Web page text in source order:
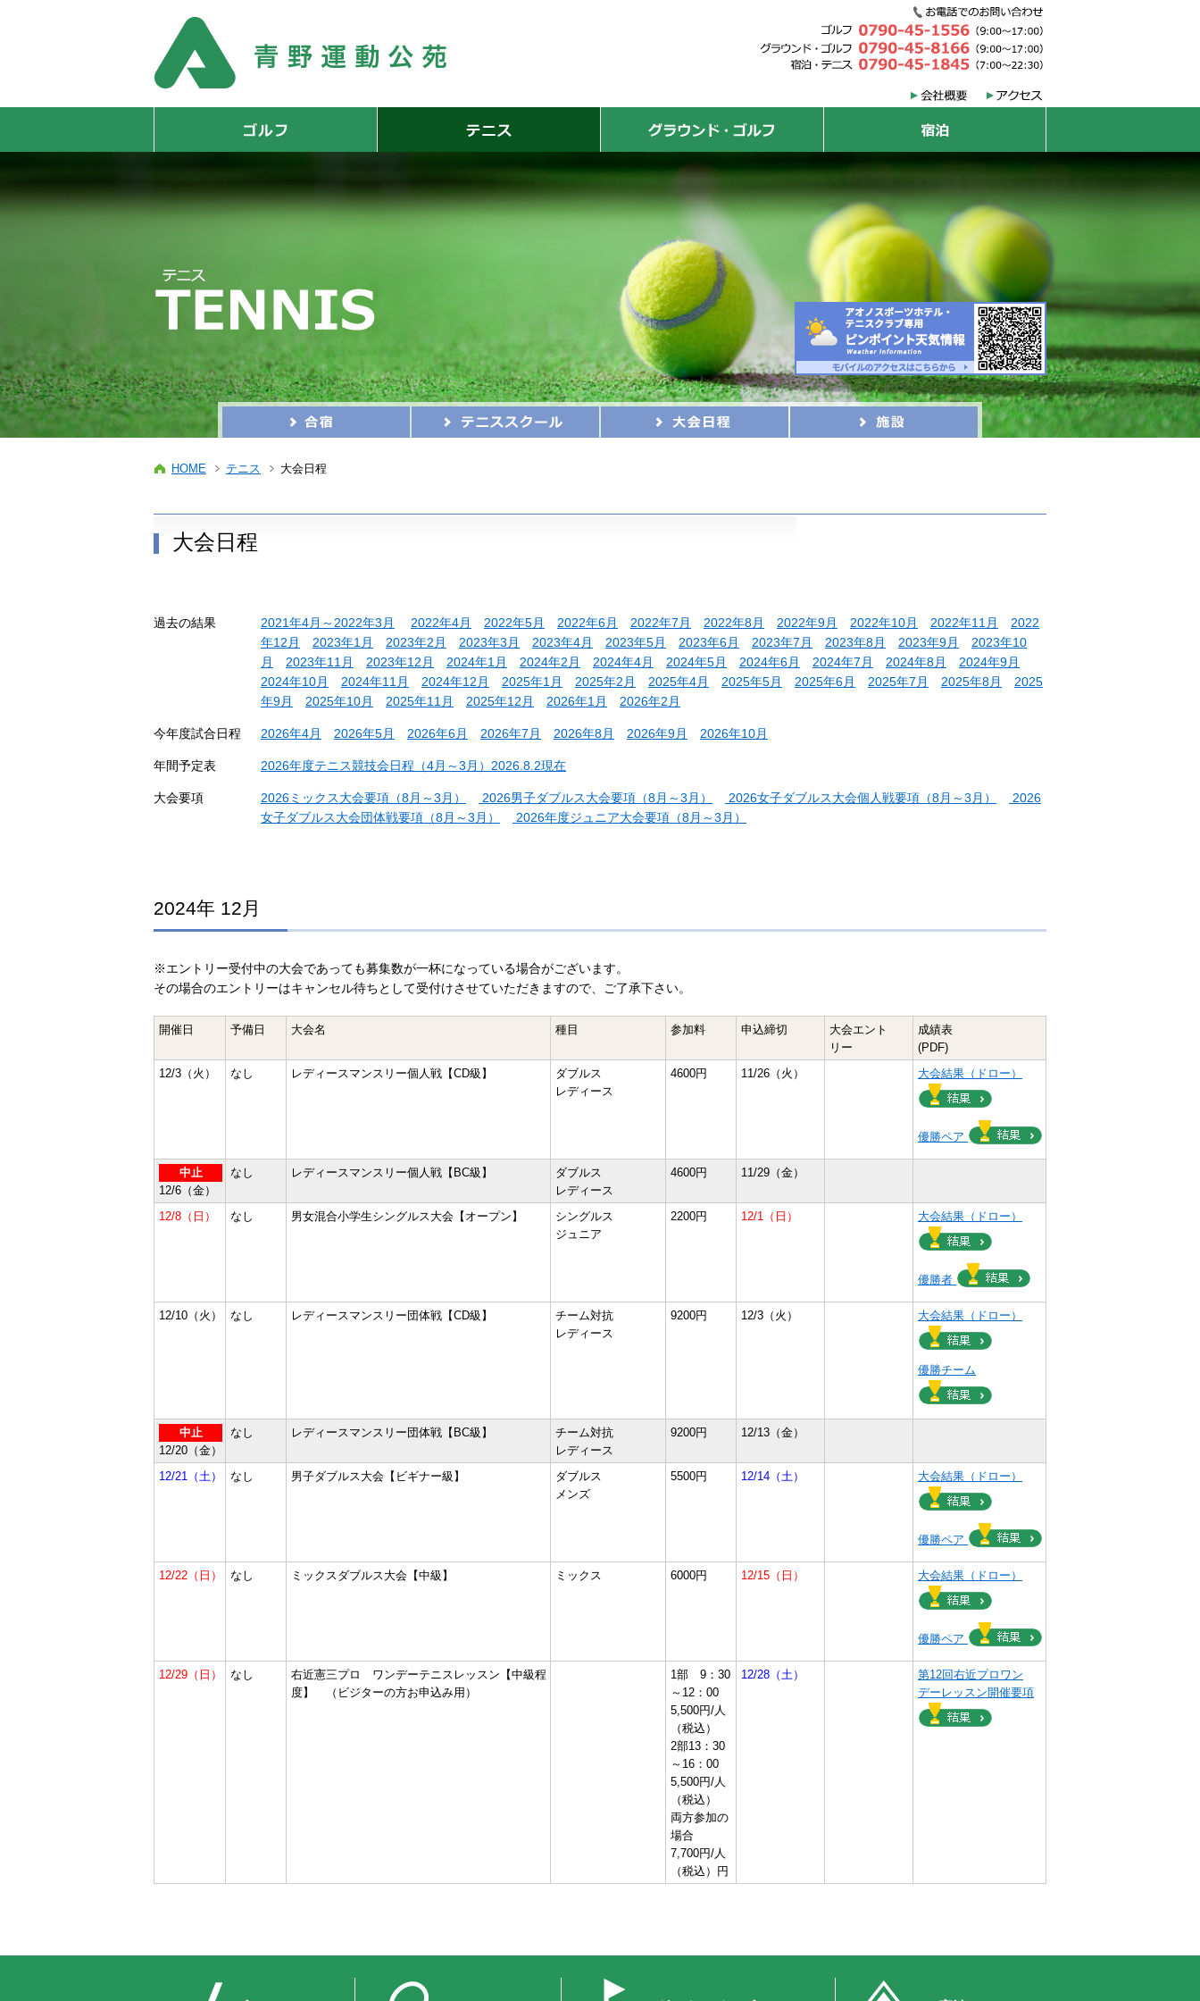
HOME テニス 大会日程
大会日程
過去の結果 2021年4月～2022年3月 2022年4月 2022年5月 2022年6月 2022年7月 2022年8月 2022年9月 2022年10月 2022年11月
2022
年12月
2023年1月 2023年2月 2023年3月 2023年4月 2023年5月 2023年6月 2023年7月 2023年8月 2023年9月
2023年10
月
2023年11月 2023年12月 2024年1月 2024年2月 2024年4月 2024年5月 2024年6月 2024年7月 2024年8月
2024年9月
2024年10月
2024年11月 2024年12月 2025年1月 2025年2月 2025年4月 2025年5月 2025年6月 2025年7月 2025年8月
2025
年9月
2025年10月 2025年11月 2025年12月 2026年1月 2026年2月
今年度試合日程 2026年4月 2026年5月 2026年6月 2026年7月 2026年8月 2026年9月 2026年10月
年間予定表 2026年度テニス競技会日程（4月～3月）2026.8.2現在
大会要項 2026ミックス大会要項（8月～3月） 2026男子ダブルス大会要項（8月～3月） 2026女子ダブルス大会個人戦要項（8月～3月）
2026
女子ダブルス大会団体戦要項（8月～3月）
2026年度ジュニア大会要項（8月～3月）
2024年 12月
※エントリー受付中の大会であっても募集数が一杯になっている場合がございます。
その場合のエントリーはキャンセル待ちとして受付けさせていただきますので、ご了承下さい。
開催日 予備日 大会名 種目 参加料 申込締切
大会エント
リー
成績表
(PDF)
12/3（火）
なし レディースマンスリー個人戦【CD級】
ダブルス
レディース
4600円 11/26（火） 大会結果（ドロー）
優勝ペア
中止
12/6（金）
なし レディースマンスリー個人戦【BC級】
ダブルス
レディース
4600円 11/29（金）
12/8（日） なし 男女混合小学生シングルス大会【オープン】
シングルス
ジュニア
2200円 12/1（日） 大会結果（ドロー）
優勝者
12/10（火） なし レディースマンスリー団体戦【CD級】
チーム対抗
レディース
9200円 12/3（火） 大会結果（ドロー）
優勝チーム
中止
12/20（金）
なし レディースマンスリー団体戦【BC級】
チーム対抗
レディース
9200円 12/13（金）
12/21（土） なし 男子ダブルス大会【ビギナー級】
ダブルス
メンズ
5500円 12/14（土） 大会結果（ドロー）
優勝ペア
12/22（日） なし ミックスダブルス大会【中級】 ミックス 6000円 12/15（日） 大会結果（ドロー）
優勝ペア
12/29（日） なし
右近憲三プロ ワンデーテニスレッスン【中級程
度】 （ビジターの方お申込み用）
1部 9：30
～12：00
5,500円/人
（税込）
2部13：30
～16：00
5,500円/人
（税込）
両方参加の
場合
7,700円/人
（税込）円
12/28（土）
第12回右近プロワン
デーレッスン開催要項